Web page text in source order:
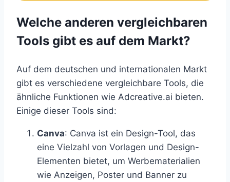
Welche anderen vergleichbaren
Tools gibt es auf dem Markt?
Auf dem deutschen und internationalen Markt
gibt es verschiedene vergleichbare Tools, die
ähnliche Funktionen wie Adcreative.ai bieten.
Einige dieser Tools sind:
Canva: Canva ist ein Design-Tool, das
eine Vielzahl von Vorlagen und Design-
Elementen bietet, um Werbematerialien
wie Anzeigen, Poster und Banner zu